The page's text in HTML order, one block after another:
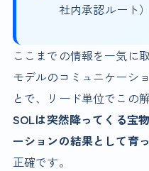
社内承認ルート）
ここまでの情報を一気に
モデルのコミュニケーシ
とで、リード単位でこの
SOLは突然降ってくる宝
ーションの結果として育
正確です。